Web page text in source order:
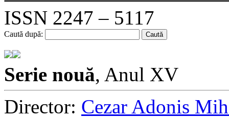
ISSN 2247 – 5117
Caută după:
Serie nouă, Anul XV
Director: Cezar Adonis